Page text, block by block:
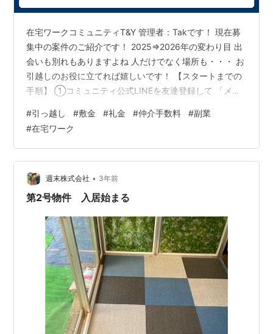
在宅ワークコミュニティT&Y 管理者：Takです！ 現在募
集中の案件のご紹介です！ 2025⇒2026年の変わり目 出
会いも別れもありますよね 人だけでなく場所も・・・ お
引越しのお役に立てれば嬉しいです！ 【スタートまでの
手順】 ①コミュニティ公式LINEを友達登録して 「メン
メンバー登録が完了したら メニューの「案件一覧」より
ご興味ある案件を探す ②管理者LINEを友達登録し 管理
者LINEへ 本案件No.「132」を送信ください 管理者
LINE：https://line.me/ti/p/SnjtU_GMTw…
#引っ越し #敷金 #礼金 #仲介手数料 #副業
#在宅ワーク
週末株式会社 • 3年前
第2号物件 入居始まる